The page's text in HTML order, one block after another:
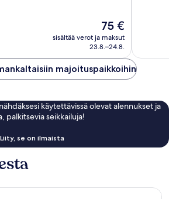
Hinta
75 €
75 €
sisältää verot ja maksut
23.8.–24.8.
majoituspaikkoihin
käytettävissä olevat alennukset ja
palkitsevia seikkailuja!
Liity, se on ilmaista